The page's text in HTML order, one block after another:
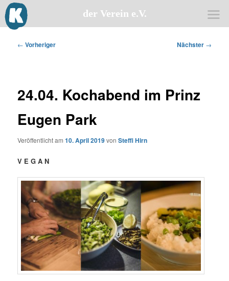
Zum
primärenBeitragsnavigation
← Vorheriger Nächster →
24.04. Kochabend im Prinz
Eugen Park
Veröffentlicht am10. April 2019vonSteffi Hirn
V E G A N
der Verein e.V.